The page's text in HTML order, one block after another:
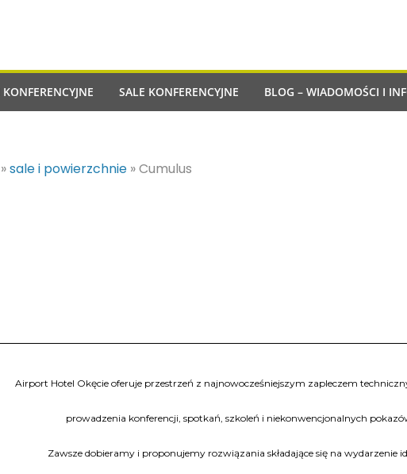
SALE KONFERENCYJNE BLOG – WIADOMOŚCI I
»sale i powierzchnie »Cumulus
Airport Hotel Okęcie oferuje przestrzeń z najnowocześniejszym zapleczem
prowadzenia konferencji, spotkań, szkoleń i niekonwencjonalnych
Zawsze dobieramy i proponujemy rozwiązania składające się na wydarzenie